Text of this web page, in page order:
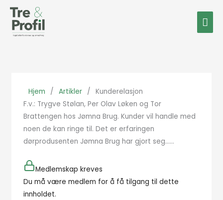
Hopp
rett
Hjem / Artikler /
Kunderelasjon
F.v.: Trygve Stølan, Per Olav Løken og Tor
Brattengen hos Jømna Brug. Kunder vil handle med
noen de kan ringe til. Det er erfaringen
dørprodusenten Jømna Brug har gjort seg…...
Medlemskap kreves
Du må være medlem for å få tilgang til dette
innholdet.